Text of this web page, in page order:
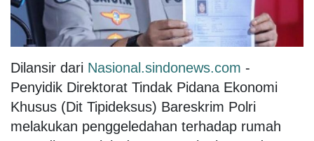
Dilansir dari Nasional.sindonews.com -
Penyidik Direktorat Tindak Pidana Ekonomi
Khusus (Dit Tipideksus) Bareskrim Polri
melakukan penggeledahan terhadap rumah